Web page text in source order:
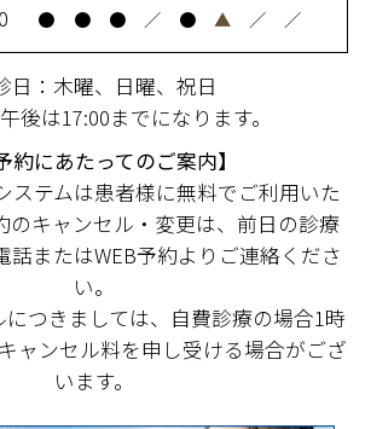
● ● ● ／ ● ▲ ／ ／
日：木曜、日曜、祝日
後は17:00までになります。
約にあたってのご案内】
ステムは患者様に無料でご利用いた
のキャンセル・変更は、前日の診療
話またはWEB予約よりご連絡くださ
い。
につきましては、自費診療の場合1時
ャンセル料を申し受ける場合がござ
います。